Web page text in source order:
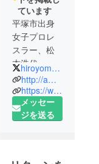
ています
平塚市出身
女子プロレ
スラー、松
本浩代。
ニックネー
ムは「破壊
する女」。
hiroyomatsumoto
http://ameblo.jp/hiroyo-hakai-no1/
https://www.hiroyomatsumoto.com
メッセー
ジを送る